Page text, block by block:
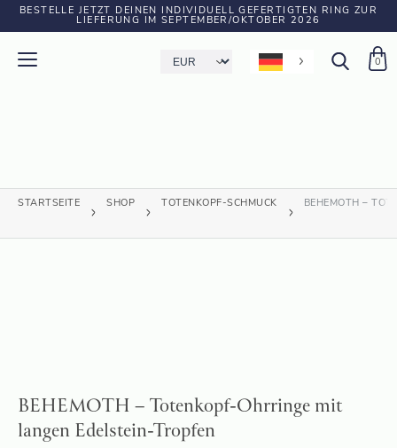
BESTELLE JETZT DEINEN INDIVIDUELL GEFERTIGTEN RING ZUR
LIEFERUNG IM SEPTEMBER/OKTOBER 2026
0
STARTSEITE SHOP TOTENKOPF-SCHMUCK BEHEMOTH –
BEHEMOTH – Totenkopf-Ohrringe mit
langen Edelstein-Tropfen